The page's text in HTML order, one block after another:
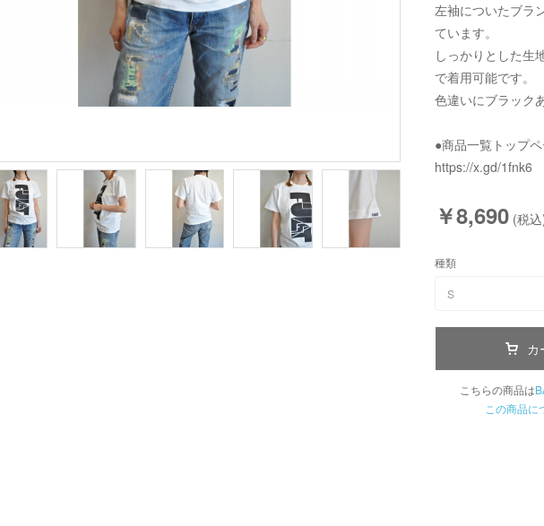
左袖についたブラ
ています。
しっかりとした生
で着用可能です。
色違いにブラック
●商品一覧トップ
https://x.gd/1fnk6
￥8,690 (税
種類
S
カ
こちらの商品は
この商品に